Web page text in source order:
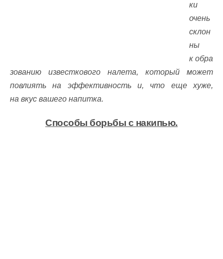
ки
очень
склон
ны
к обра
зованию известкового налета, который может
повлиять на эффективность и, что еще хуже,
на вкус вашего напитка.
Способы борьбы с накипью.